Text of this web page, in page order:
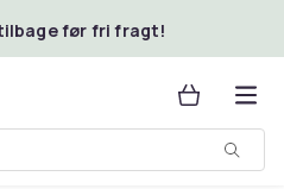
før fri fragt!